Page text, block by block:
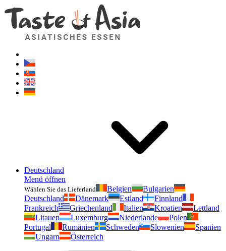
Deutschland
Menü öffnen
Wählen Sie das Lieferland Belgien
Bulgarien
Deutschland
Dänemark Estland
Finnland
Frankreich
Griechenland Italien Kroatien
Lettland
Litauen
Luxemburg Niederlande
Polen
Portugal
Rumänien Schweden Slowenien
Spanien
Ungarn
Österreich
Geschmackvonasien.de
Zögern Sie nicht zu fragen. Ich bin für Sie da!